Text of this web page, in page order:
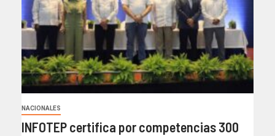
NACIONALES
INFOTEP certifica por competencias 300